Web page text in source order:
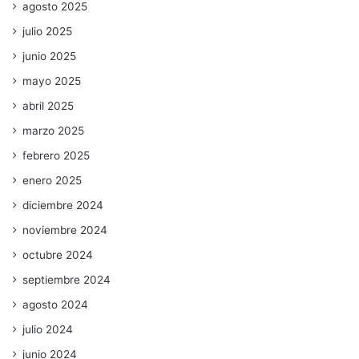
agosto 2025
julio 2025
junio 2025
mayo 2025
abril 2025
marzo 2025
febrero 2025
enero 2025
diciembre 2024
noviembre 2024
octubre 2024
septiembre 2024
agosto 2024
julio 2024
junio 2024